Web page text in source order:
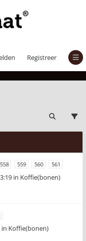
Registreer
558 559 560 561
in Koffie(bonen)
in Koffie(bonen)